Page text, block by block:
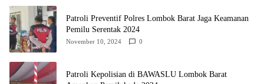
Patroli Preventif Polres Lombok Barat Jaga Keamanan
Pemilu Serentak 2024
November 10, 2024 0
Patroli Kepolisian di BAWASLU Lombok Barat